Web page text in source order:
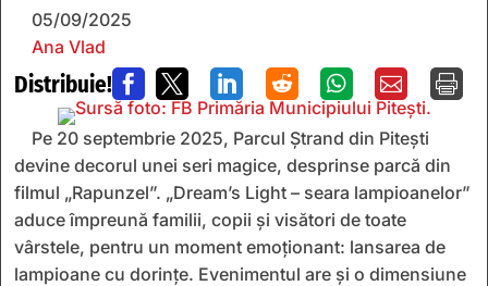
05/09/2025
Ana Vlad
Distribuie!       
Pe 20 septembrie 2025, Parcul Ștrand din Pitești
devine decorul unei seri magice, desprinse parcă din
filmul „Rapunzel”. „Dream’s Light – seara lampioanelor”
aduce împreună familii, copii și visători de toate
vârstele, pentru un moment emoționant: lansarea de
lampioane cu dorințe. Evenimentul are și o dimensiune